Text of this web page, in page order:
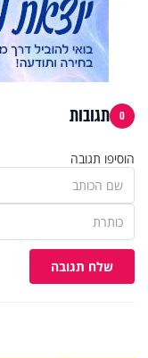
0 תגובות
הוסיפו תגובה
שלח תגובה